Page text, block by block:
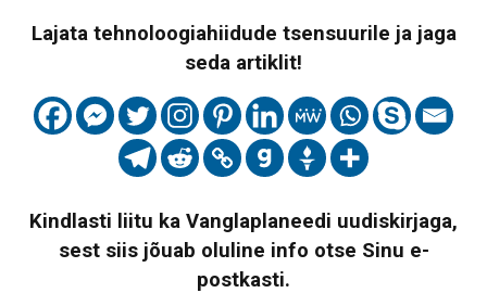
Lajata tehnoloogiahiidude tsensuurile ja jaga
seda artiklit!
Kindlasti liitu ka Vanglaplaneedi uudiskirjaga,
sest siis jõuab oluline info otse Sinu e-
postkasti.